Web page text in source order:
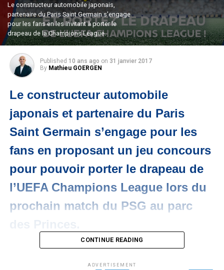
Le constructeur automobile japonais,
partenaire du Paris Saint Germain s’engage
pour les fans en les invitant à porter le
drapeau de la Champions League.
Published 10 ans ago on 31 janvier 2017
By Mathieu GOERGEN
Le constructeur automobile
japonais et partenaire du Paris
Saint Germain s’engage pour les
fans en proposant un jeu concours
pour pouvoir porter le drapeau de
l’UEFA Champions League lors du
prochain match du PSG au parc
CONTINUE READING
ADVERTISEMENT